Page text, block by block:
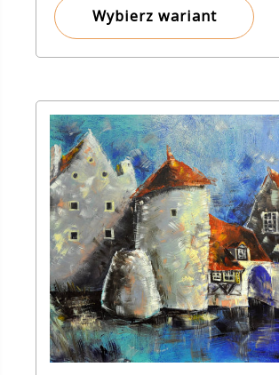
do
Wybierz wariant